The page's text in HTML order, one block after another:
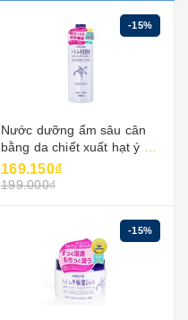
-15%
Nước dưỡng ẩm sâu cân
bằng da chiết xuất hạt ý dĩ
hatomugi naturie chính
hãng 500ml
169.150₫
199.000₫
-15%